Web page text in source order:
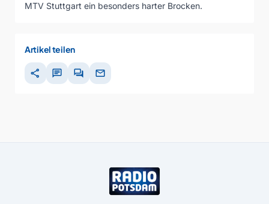
MTV Stuttgart ein besonders harter Brocken.
Artikel teilen
share chat forum mail